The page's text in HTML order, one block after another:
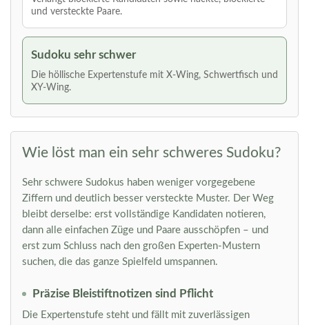
und versteckte Paare.
Sudoku sehr schwer
Die höllische Expertenstufe mit X-Wing, Schwertfisch und
XY-Wing.
Wie löst man ein sehr schweres Sudoku?
Sehr schwere Sudokus haben weniger vorgegebene
Ziffern und deutlich besser versteckte Muster. Der Weg
bleibt derselbe: erst vollständige Kandidaten notieren,
dann alle einfachen Züge und Paare ausschöpfen – und
erst zum Schluss nach den großen Experten-Mustern
suchen, die das ganze Spielfeld umspannen.
Präzise Bleistiftnotizen sind Pflicht
Die Expertenstufe steht und fällt mit zuverlässigen